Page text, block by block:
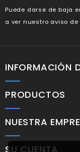
Puede darse de baja
a ver nuestro aviso
INFORMACIÓN
PRODUCTOS
NUESTRA
SU CUENTA